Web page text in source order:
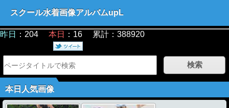
スクール水着画像アルバムupL
昨日 ：204 本日 ：16 累計：388920
本日人気画像